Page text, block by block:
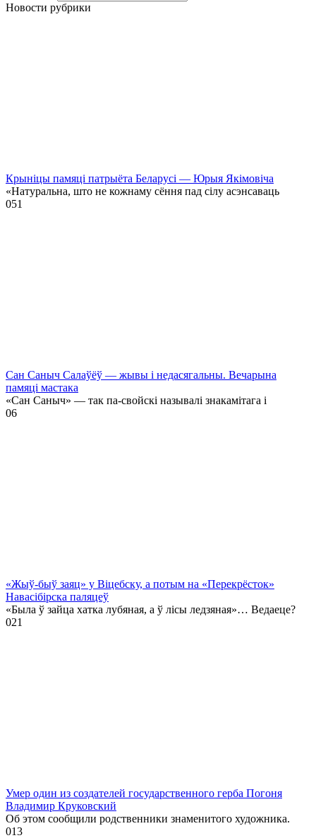
Новости рубрики
Крыніцы памяці патрыёта Беларусі — Юрыя Якімовіча
«Натуральна, што не кожнаму сёння пад сілу асэнсаваць
051
Сан Саныч Салаўёў — жывы і недасягальны. Вечарына
памяці мастака
«Сан Саныч» — так па-свойскі называлі знакамітага і
06
«Жыў-быў заяц» у Віцебску, а потым на «Перекрёсток»
Навасібірска паляцеў
«Была ў зайца хатка лубяная, а ў лісы ледзяная»… Ведаеце?
021
Умер один из создателей государственного герба Погоня
Владимир Круковский
Об этом сообщили родственники знаменитого художника.
013